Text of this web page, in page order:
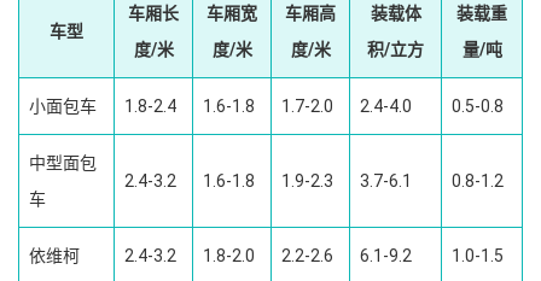
车型
车厢长
度/米
车厢宽
度/米
车厢高
度/米
装载体
积/立方
装载重
量/吨
小面包车 1.8-2.4 1.6-1.8 1.7-2.0 2.4-4.0 0.5-0.8
中型面包
车
2.4-3.2 1.6-1.8 1.9-2.3 3.7-6.1 0.8-1.2
依维柯 2.4-3.2 1.8-2.0 2.2-2.6 6.1-9.2 1.0-1.5